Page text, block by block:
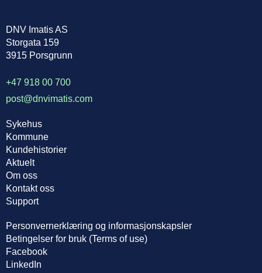
DNV Imatis AS
Storgata 159
3915 Porsgrunn
+47 918 00 700
post@dnvimatis.com
Sykehus
Kommune
Kundehistorier
Aktuelt
Om oss
Kontakt oss
Support
Personvernerklæring og informasjonskapsler
Betingelser for bruk (Terms of use)
Facebook
LinkedIn